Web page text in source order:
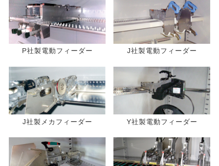
P社製電動フィーダー J社製電動フィーダー
J社製メカフィーダー Y社製電動フィーダー